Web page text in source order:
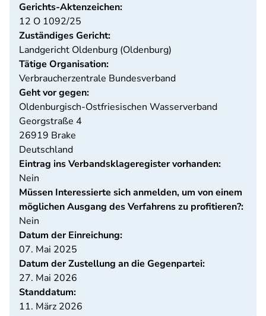
Gerichts-Aktenzeichen:
12 O 1092/25
Zuständiges Gericht:
Landgericht Oldenburg (Oldenburg)
Tätige Organisation:
Verbraucherzentrale Bundesverband
Geht vor gegen:
Oldenburgisch-Ostfriesischen Wasserverband
Georgstraße 4
26919 Brake
Deutschland
Eintrag ins Verbandsklageregister vorhanden:
Nein
Müssen Interessierte sich anmelden, um von einem
möglichen Ausgang des Verfahrens zu profitieren?:
Nein
Datum der Einreichung:
07. Mai 2025
Datum der Zustellung an die Gegenpartei:
27. Mai 2026
Standdatum:
11. März 2026